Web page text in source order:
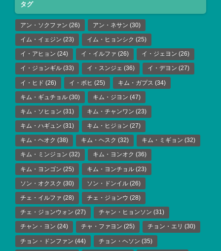
タグ
アン・ソクファン (26) アン・ネサン (30)
イム・イェジン (23) イム・ヒョンシク (25)
イ・アヒョン (24) イ・イルファ (26) イ・ジェヨン (26)
イ・ジョンギル (33) イ・スンジェ (36) イ・デヨン (27)
イ・ヒド (26) イ・ボヒ (25) キム・ガプス (34)
キム・ギュチョル (30) キム・ジヨン (47)
キム・ソヒョン (31) キム・チャンワン (23)
キム・ハギュン (31) キム・ヒジョン (27)
キム・ヘオク (38) キム・ヘスク (32) キム・ミギョン (32)
キム・ミンジョン (32) キム・ヨンオク (36)
キム・ヨンゴン (25) キム・ヨンチョル (23)
ソン・オクスク (30) ソン・ドンイル (26)
チェ・イルファ (28) チェ・ジョンウ (28)
チェ・ジョンウォン (27) チャン・ヒョンソン (31)
チャン・ヨン (24) チャ・ファヨン (25) チョン・エリ (30)
チョン・ドンファン (44) チョン・ヘソン (35)